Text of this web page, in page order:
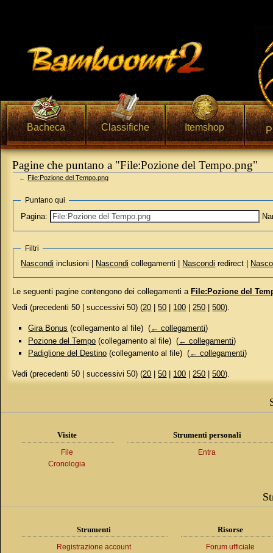
Bacheca Classifiche Itemshop
Pagine che puntano a "File:Pozione del Tempo.png"
← File:Pozione del Tempo.png
Puntano qui
Pagina:
Filtri
Nascondi inclusioni | Nascondi collegamenti | Nascondi redirect |
Le seguenti pagine contengono dei collegamenti a File:Pozione del
Vedi (precedenti 50 | successivi 50) (20 |50 | 100 | 250 |500).
Gira Bonus (collegamento al file) ‎(← collegamenti)
Pozione del Tempo (collegamento al file) ‎(← collegamenti)
Padiglione del Destino (collegamento al file) ‎(← collegamenti)
Vedi (precedenti 50 | successivi 50) (20 |50 100 |250 |500).
Visite
File
Cronologia
Strumenti personali
Entra
Strumenti
Registrazione account
Risorse
Forum ufficiale